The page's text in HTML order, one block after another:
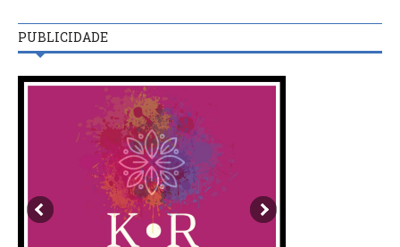
PUBLICIDADE